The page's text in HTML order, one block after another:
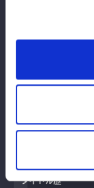
大会の
ドで存在
Eyeに加
果たすと
りフュー
Title
タイトル歴